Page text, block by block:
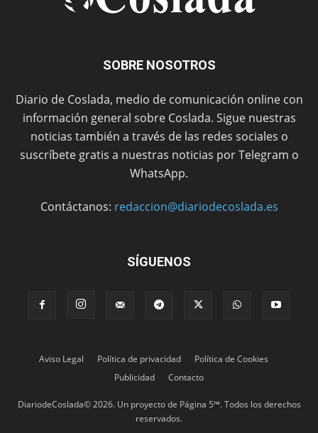
SOBRE NOSOTROS
Diario de Coslada, medio de comunicación online con
información general sobre Coslada. Sigue nuestras
noticias también a través de las redes sociales o
suscríbete gratis a nuestras noticias por Telegram o
WhatsApp.
Contáctanos: redaccion@diariodecoslada.es
SÍGUENOS
Aviso Legal Política de privacidad
Política de Cookies
Publicidad
Contacto
DiariodeCoslada© 2026. Un proyecto de Página 5™. Todos los derechos
reservados.